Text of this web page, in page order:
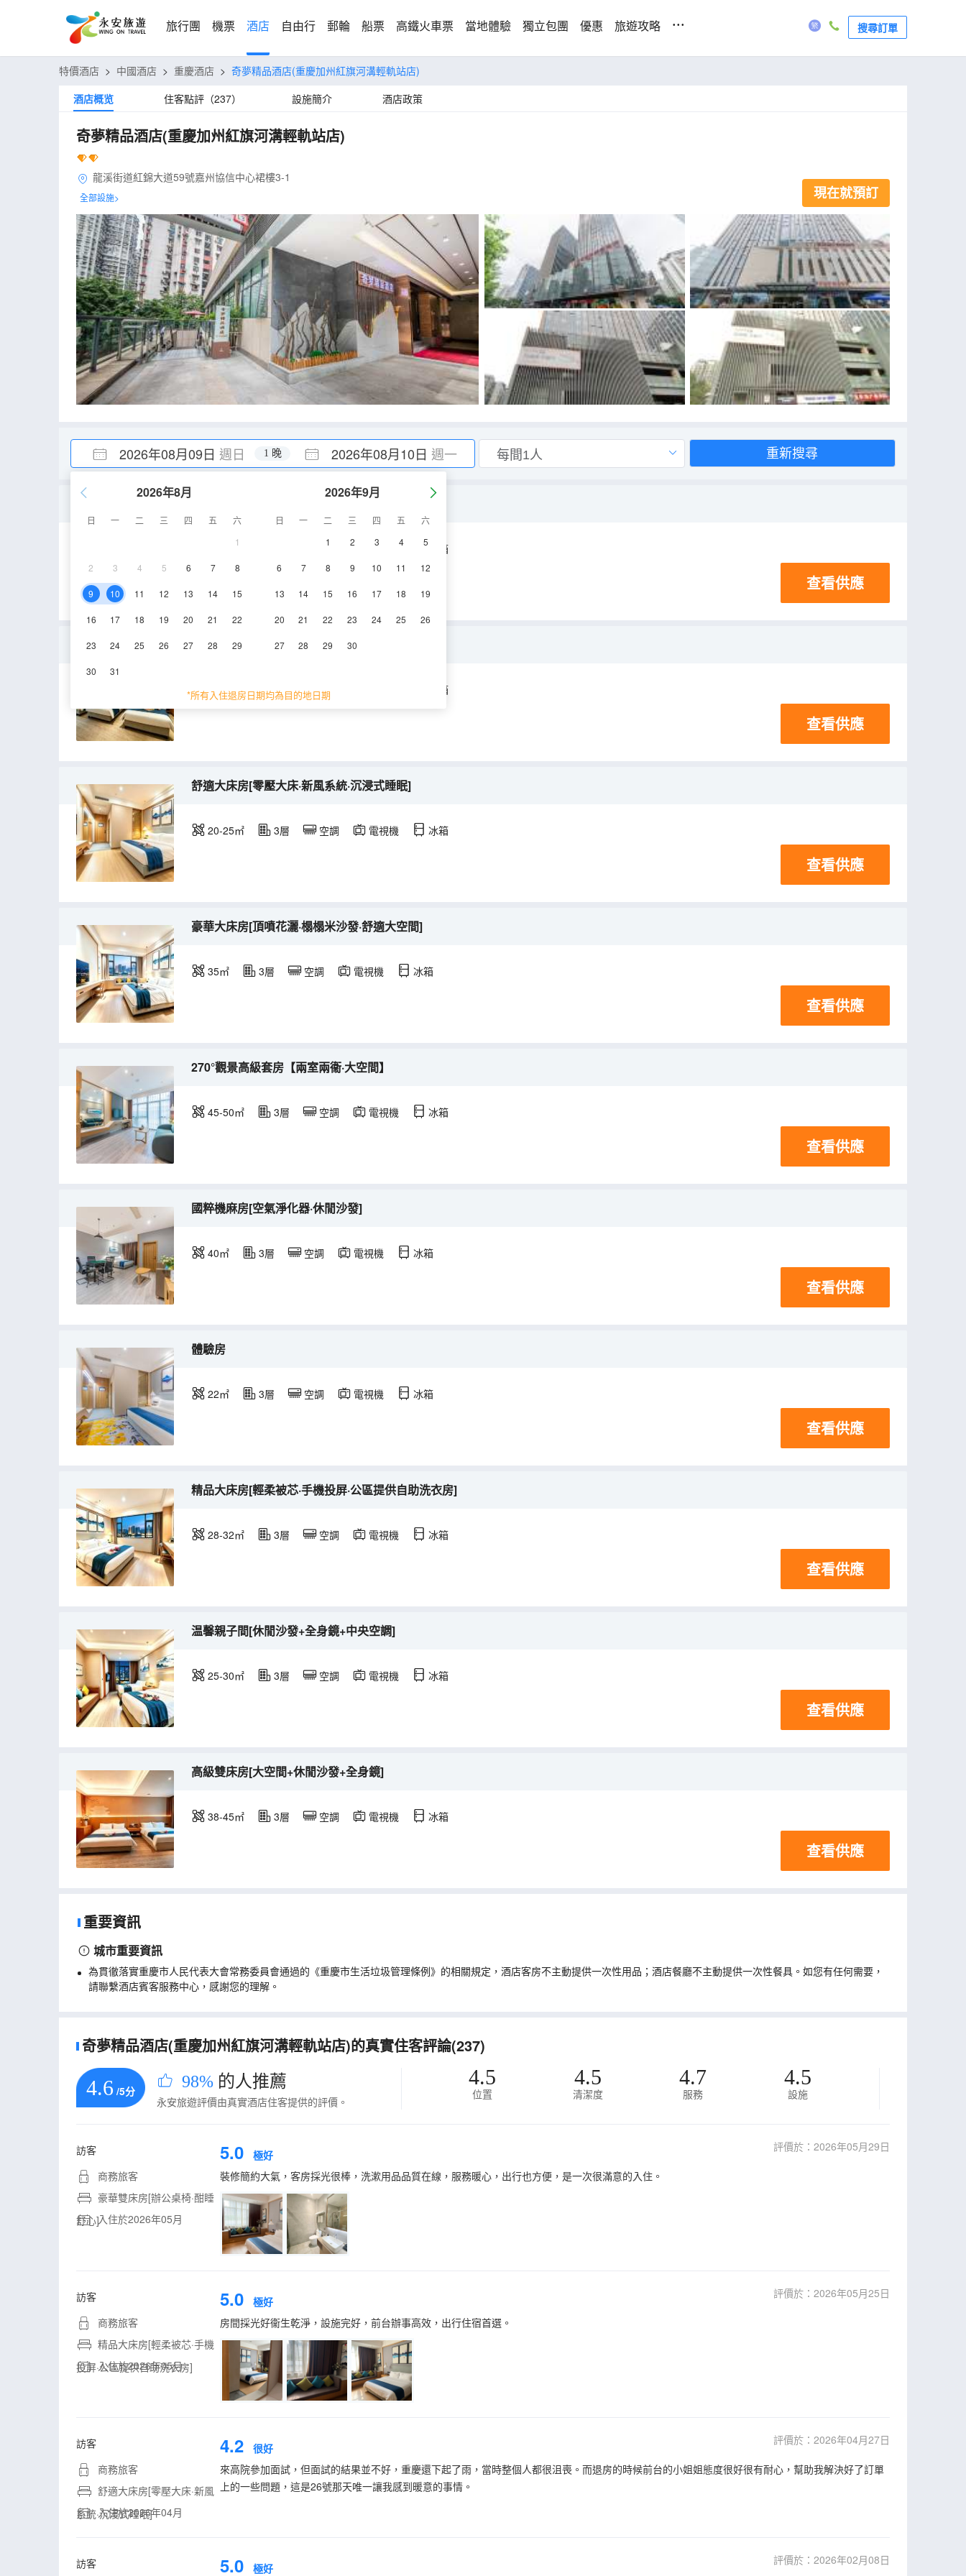
旅行團 機票 酒店 自由行 郵輪 船票 高鐵火車票 當地體驗 獨立包團 優惠 旅遊攻略 ... 搜尋訂單
特價酒店 > 中國酒店 > 重慶酒店 > 奇夢精品酒店(重慶加州紅旗河溝輕軌站店)
酒店概览
住客點評（237） 設施簡介 酒店政策
奇夢精品酒店(重慶加州紅旗河溝輕軌站店)
龍溪街道紅錦大道59號嘉州協信中心裙樓3-1
全部設施> 現在就預訂
2026年08月09日 週日 2026年08月10日 週一
1 晚
2026年8月
日 一 二 三 四 五
六
1
2 3 4 5 6 7 8
9 10 11 12 13 14 15
16 17 18 19 20 21 22
23 24 25 26 27 28 29
30 31
2026年9月
日 一 二 三 四 五
六
1
2 3 4 5
6 7 8 9 10 11 12
13 14 15 16 17 18 19
20 21 22 23 24 25 26
27 28 29 30
*所有入住退房日期均為目的地日期
重新搜尋
30-35㎡ 空調 電視機 冰箱
查看供應
豪華三人間【大空間+休閒沙發+新風換氣系統】
38-45㎡ 3層 空調 冰箱
查看供應
舒適大床房[零壓大床·新風系統·沉浸式睡眠]
20-25㎡ 3層 空調 電視機 冰箱
查看供應
豪華大床房[頂噴花灑·榻榻米沙發·舒適大空間]
35㎡ 3層 空調 電視機 冰箱
查看供應
270°觀景高級套房【兩室兩衞·大空間】
45-50㎡ 3層 空調 電視機 冰箱
查看供應
國粹機麻房[空氣淨化器·休閒沙發]
40㎡ 3層 空調 電視機 冰箱
查看供應
體驗房
22㎡ 3層 空調 電視機 冰箱
查看供應
精品大床房[輕柔被芯·手機投屏·公區提供自助洗衣房]
28-32㎡ 3層 空調 電視機 冰箱
查看供應
温馨親子間[休閒沙發+全身鏡+中央空調]
25-30㎡ 3層 空調 電視機 冰箱
查看供應
高級雙床房[大空間+休閒沙發+全身鏡]
38-45㎡ 3層 空調 電視機 冰箱
查看供應
重要資訊
城市重要資訊
為貫徹落實重慶市人民代表大會常務委員會通過的《重慶市生活垃圾管理條例》的相關規定，酒店客房不主動提供一次性用品；酒店餐廳不主動提供一次性餐具。如您有任何需要，
請聯繫酒店賓客服務中心，感謝您的理解。
奇夢精品酒店(重慶加州紅旗河溝輕軌站店)的真實住客評論(237)
4.6 /5分 98% 的人推薦
永安旅遊評價由真實酒店住客提供的評價。
4.5
位置
4.5
清潔度
4.7
服務
4.5
設施
訪客
商務旅客
豪華雙床房[辦公桌椅·酣睡
舒心]入住於2026年05月
5.0 極好
評價於：2026年05月29日
裝修簡約大氣，客房採光很棒，洗漱用品品質在線，服務暖心，出行也方便，是一次很滿意的入住。
訪客
商務旅客
精品大床房[輕柔被芯·手機
投屏·公區提供自助洗衣房]
入住於2026年05月
5.0 極好
評價於：2026年05月25日
房間採光好衞生乾淨，設施完好，前台辦事高效，出行住宿首選。
訪客
商務旅客
舒適大床房[零壓大床·新風
系統·沉浸式睡眠]
入住於2026年04月
4.2 很好
評價於：2026年04月27日
來高院參加面試，但面試的結果並不好，重慶還下起了雨，當時整個人都很沮喪。而退房的時候前台的小姐姐態度很好很有耐心，幫助我解決好了訂單
上的一些問題，這是26號那天唯一讓我感到暖意的事情。
訪客 5.0 極好
評價於：2026年02月08日